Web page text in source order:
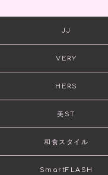
JJ
VERY
HERS
美ST
和食スタイル
SmartFLASH